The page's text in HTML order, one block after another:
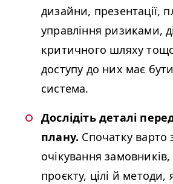
дизайни, презентації,
управління ризиками,
критичного шляху
доступу до них має
система.
Дослідіть деталі
плану. Спочатку варто
очікування замовників,
проєкту, цілі й методи,